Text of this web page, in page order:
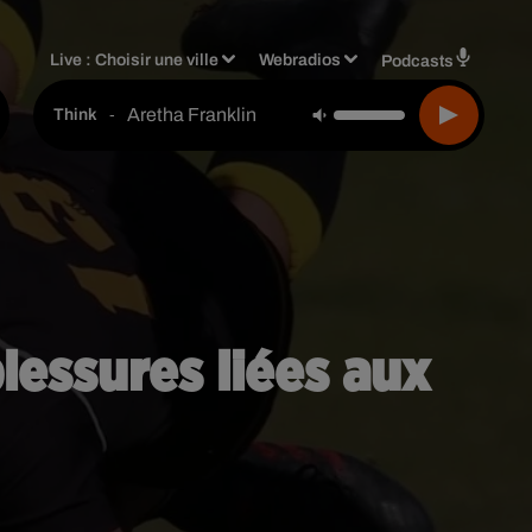
Live :Choisir une ville Webradios Podcasts
Think - Aretha Franklin
liées aux